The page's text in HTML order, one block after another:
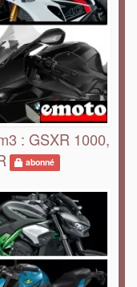
: GSXR 1000,
abonné